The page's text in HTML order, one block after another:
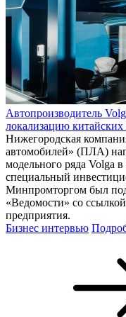
Автопроизводитель
локализацию китайских
Нижегородская
автомобилей» (ПЛА)
модельного ряда Volga
специальный
Минпромторгом был
«Ведомости» со
предприятия.
Бизнес интервью